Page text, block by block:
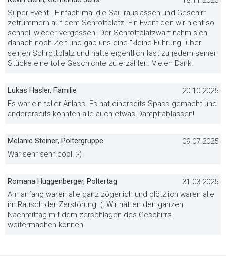
Super Event - Einfach mal die Sau rauslassen und Geschirr
zetrümmern auf dem Schrottplatz. Ein Event den wir nicht so
schnell wieder vergessen. Der Schrottplatzwart nahm sich
danach noch Zeit und gab uns eine "kleine Führung" über
seinen Schrottplatz und hatte eigentlich fast zu jedem seiner
Stücke eine tolle Geschichte zu erzählen. Vielen Dank!
Lukas Hasler, Familie
20.10.2025
Es war ein toller Anlass. Es hat einerseits Spass gemacht und
andererseits konnten alle auch etwas Dampf ablassen!
Melanie Steiner, Poltergruppe
09.07.2025
War sehr sehr cool! :-)
Romana Huggenberger, Poltertag
31.03.2025
Am anfang waren alle ganz zögerlich und plötzlich waren alle
im Rausch der Zerstörung. (: Wir hätten den ganzen
Nachmittag mit dem zerschlagen des Geschirrs
weitermachen können.